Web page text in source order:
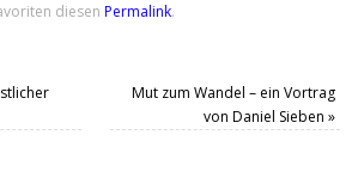
diesenPermalink.
Mut zum Wandel – ein Vortrag
von Daniel Sieben »